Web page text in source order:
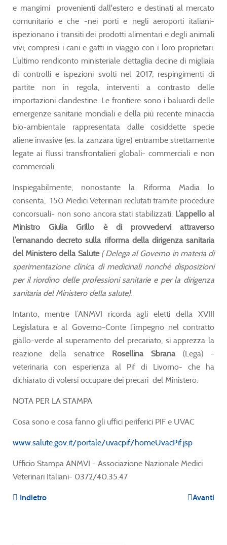
e mangimi provenienti dall'estero e destinati al mercato
comunitario e che -nei porti e negli aeroporti italiani-
ispezionano i transiti dei prodotti alimentari e degli animali
vivi, compresi i cani e gatti in viaggio con i loro proprietari.
L’ultimo rendiconto ministeriale dettaglia decine di migliaia
di controlli e ispezioni svolti nel 2017, respingimenti di
partite non in regola, interventi a contrasto delle
importazioni clandestine. Le frontiere sono i baluardi delle
emergenze sanitarie mondiali e della più recente minaccia
bio-ambientale rappresentata dalle cosiddette specie
aliene invasive (es. la zanzara tigre) entrambe strettamente
legate ai flussi transfrontalieri globali- commerciali e non
commerciali.
Inspiegabilmente, nonostante la Riforma Madia lo
consenta, 150 Medici Veterinari reclutati tramite procedure
concorsuali- non sono ancora stati stabilizzati. L’appello al
Ministro Giulia Grillo è di provvedervi attraverso
l’emanando decreto sulla riforma della dirigenza sanitaria
del Ministero della Salute (Delega al Governo in materia di
sperimentazione clinica di medicinali nonché disposizioni
per il riordino delle professioni sanitarie e per la dirigenza
sanitaria del Ministero della salute).
Intanto, mentre l’ANMVI ricorda agli eletti della XVIII
Legislatura e al Governo-Conte l’impegno nel contratto
giallo-verde al superamento del precariato, si apprezza la
reazione della senatrice Rosellina Sbrana (Lega) -
veterinaria con esperienza al Pif di Livorno- che ha
dichiarato di volersi occupare dei precari del Ministero.
NOTA PER LA STAMPA
Cosa sono e cosa fanno gli uffici periferici PIF e UVAC
www.salute.gov.it/portale/uvacpif/homeUvacPif.jsp
Ufficio Stampa ANMVI - Associazione Nazionale Medici
Veterinari Italiani- 0372/40.35.47
Indietro Avanti